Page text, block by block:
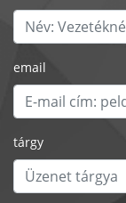
email
tárgy